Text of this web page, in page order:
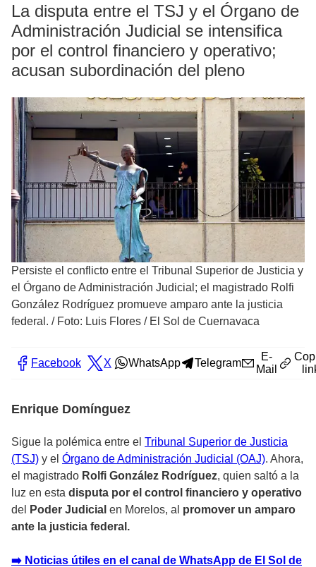
La disputa entre el TSJ y el Órgano de
Administración Judicial se intensifica
por el control financiero y operativo;
acusan subordinación del pleno
Persiste el conflicto entre el Tribunal Superior de Justicia y
el Órgano de Administración Judicial; el magistrado Rolfi
González Rodríguez promueve amparo ante la justicia
federal. / Foto: Luis Flores / El Sol de Cuernavaca
Facebook X WhatsApp Telegram
E-
Mail
Enrique Domínguez
Sigue la polémica entre el Tribunal Superior de Justicia
(TSJ) y el Órgano de Administración Judicial (OAJ). Ahora,
el magistrado Rolfi González Rodríguez, quien saltó a la
luz en esta disputa por el control financiero y operativo
del
Poder Judicial en Morelos, al promover un amparo
ante la justicia federal.
➡️ Noticias útiles en el canal de WhatsApp de El Sol de